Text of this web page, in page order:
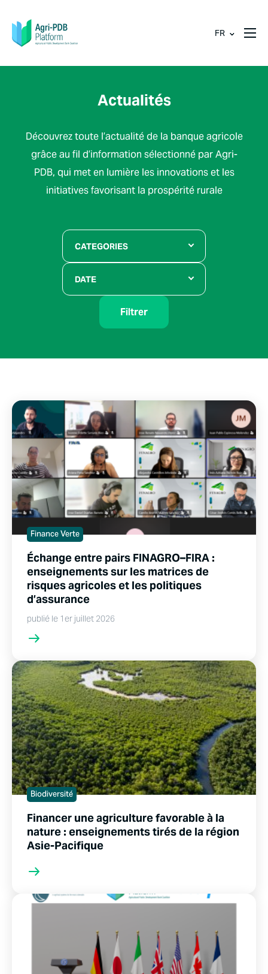
FR
Actualités
Découvrez toute l’actualité de la banque agricole
grâce au fil d’information sélectionné par Agri-
PDB, qui met en lumière les innovations et les
initiatives favorisant la prospérité rurale
CATEGORIES
DATE
Filtrer
Finance Verte
Échange entre pairs FINAGRO–FIRA :
enseignements sur les matrices de
risques agricoles et les politiques
d’assurance
publié le 1er juillet 2026
Biodiversité
Financer une agriculture favorable à la
nature : enseignements tirés de la région
Asie-Pacifique